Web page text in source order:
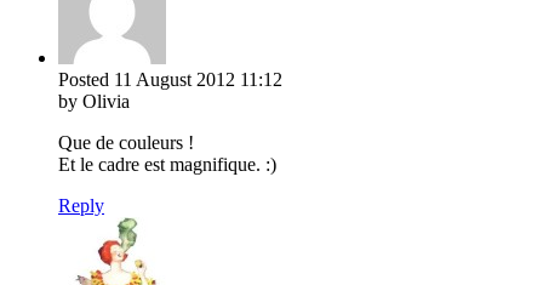
Posted 11 August 2012 11:12
by Olivia
Que de couleurs !
Et le cadre est magnifique. :)
Reply